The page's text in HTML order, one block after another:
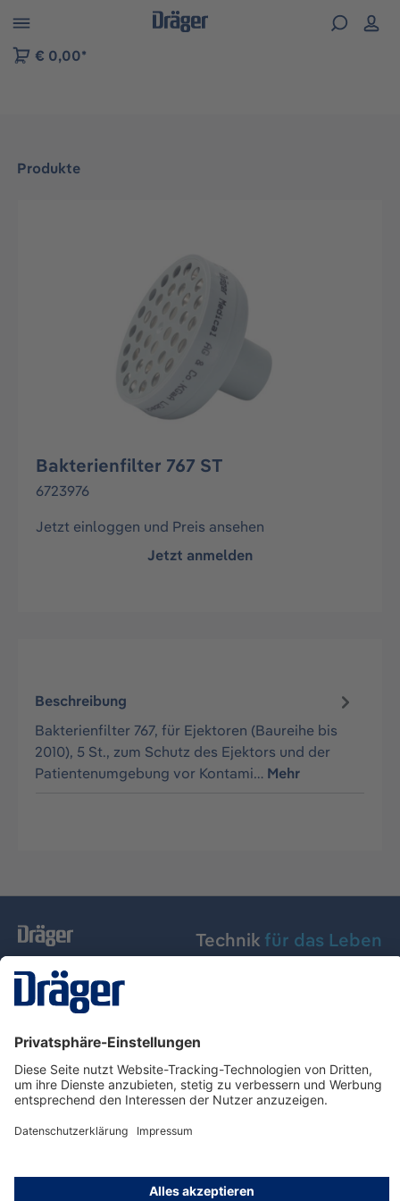
der B2B-Plattform springen
€ 0,00*
Produkte
Bakterienfilter 767 ST
6723976
Jetzt einloggen und Preis ansehen
Jetzt anmelden
Beschreibung
Bakterienfilter 767, für Ejektoren (Baureihe bis
2010), 5 St., zum Schutz des Ejektors und der
Patientenumgebung vor Kontami… Mehr
Technik für das Leben
Dräger Austria GmbH
Über Dräger
Informationen
© Dräger Austria GmbH, 2024